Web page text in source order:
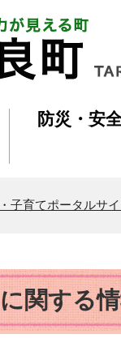
防災・安
子育てポータルサイ
関する